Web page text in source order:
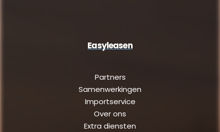
Easyleasen
Partners
Samenwerkingen
Importservice
Over ons
Extra diensten